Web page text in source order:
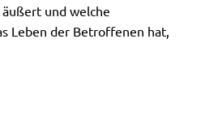
und welche
Leben der Betroffenen hat,